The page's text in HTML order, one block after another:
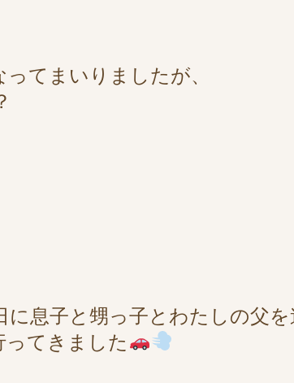
てまいりましたが、
息子と甥っ子とわたしの父
てきました